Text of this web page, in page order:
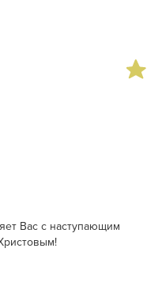
Вас с наступающим